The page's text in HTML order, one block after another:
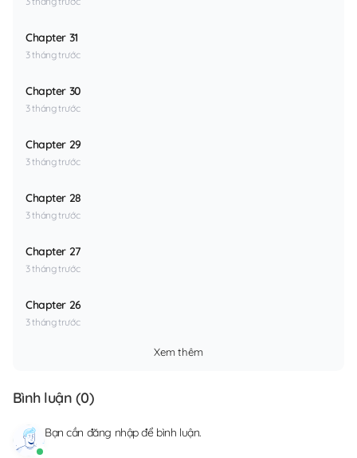
Chapter 31
3 tháng trước
Chapter 30
3 tháng trước
Chapter 29
3 tháng trước
Chapter 28
3 tháng trước
Chapter 27
3 tháng trước
Chapter 26
3 tháng trước
Xem thêm
Bình luận (0)
Bạn cần đăng nhậpđể bình luận.